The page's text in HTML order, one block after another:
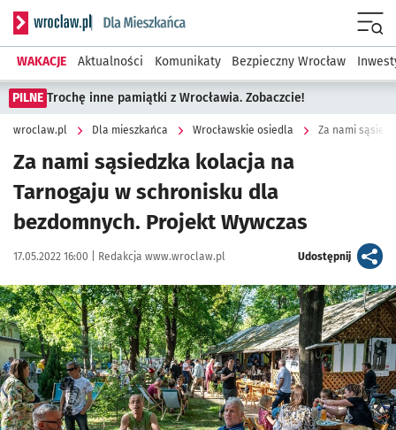
Serwis informacyjny wroclaw.pl podserwis: Dla mieszkańca
WAKACJE Aktualności Komunikaty Bezpieczny Wrocław
PILNE Trochę inne pamiątki z Wrocławia. Zobaczcie!
wroclaw.pl Dla mieszkańca Wrocławskie osiedla
Za nami sąsiedzka kolacja na
Tarnogaju w schronisku dla
bezdomnych. Projekt Wywczas
Data publikacji:
17.05.2022 16:00 | Autor:
Redakcja www.wroclaw.pl Udostępnijartykuł
Kliknij, aby zobaczyć galerię